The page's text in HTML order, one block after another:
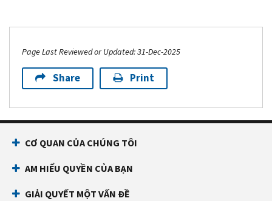
Page Last Reviewed or Updated: 31-Dec-2025
Share Print
CƠ QUAN CỦA CHÚNG TÔI
AM HIỂU QUYỀN CỦA BẠN
GIẢI QUYẾT MỘT VẤN ĐỀ